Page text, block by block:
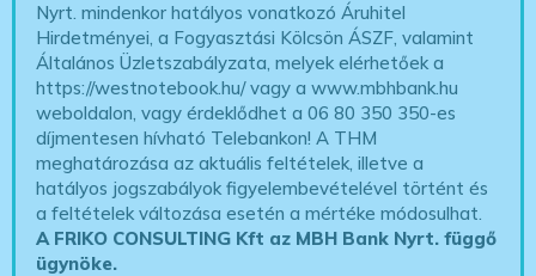
Nyrt. mindenkor hatályos vonatkozó Áruhitel
Hirdetményei, a Fogyasztási Kölcsön ÁSZF, valamint
Általános Üzletszabályzata, melyek elérhetőek a
https://westnotebook.hu/vagy a www.mbhbank.hu
weboldalon, vagy érdeklődhet a 06 80 350 350-es
díjmentesen hívható Telebankon! A THM
meghatározása az aktuális feltételek, illetve a
hatályos jogszabályok figyelembevételével történt és
a feltételek változása esetén a mértéke módosulhat.
A FRIKO CONSULTING Kft az MBH Bank Nyrt. függő
ügynöke.